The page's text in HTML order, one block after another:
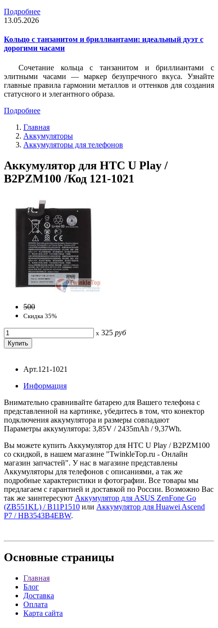
Подробнее
13.05.2026
Кольцо с танзанитом и бриллиантами: идеальный дуэт с
дорогими часами
Сочетание кольца с танзанитом и бриллиантами с
элитными часами — маркер безупречного вкуса. Узнайте
главные правила гармонии металлов и оттенков для создания
статусного и элегантного образа.
Подробнее
Главная
Аккумуляторы
Аккумуляторы для телефонов
Аккумулятор для HTC U Play /
B2PZM100 /Код 121-1021
500
Скидка 35%
x 325 руб
Арт.121-1021
Информация
Внимательно сравнивайте батарею для Вашего телефона с
представленной на картинке, убедитесь в том, что конектор
подключения аккумулятора и размеры совпадают
Параметры аккумулятора: 3,85V / 2435mAh / 9,37Wh.
Вы можете купить Аккумулятор для HTC U Play / B2PZM100
со скидкой, в нашем магазине "TwinkleTop.ru - Онлайн
магазин запчастей". У нас в магазине представлены
Аккумуляторы для телефонов с описаниями, а так же
подробные характеристики и фотографии. Все товары мы
предлагаем с гарантией и доставкой по России. Возможно Вас
так же заинтересуют Аккумулятор для ASUS ZenFone Go
(ZB551KL) / B11P1510 или Аккумулятор для Huawei Ascend
P7 / HB3543B4EBW.
Основные страницы
Главная
Блог
Доставка
Оплата
Карта сайта